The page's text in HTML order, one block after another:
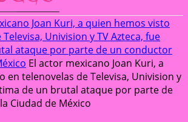
Joan Kuri, a quien hemos visto
Univision y TV Azteca, fue
ataque por parte de un conductor
El actor mexicano Joan Kuri, a
en telenovelas de Televisa, Univision y
de un brutal ataque por parte de
Ciudad de México